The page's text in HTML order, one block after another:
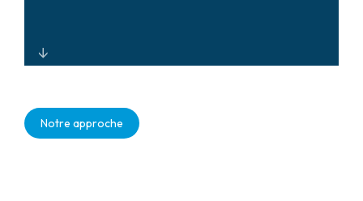
surveillance de la sécurité évolutives
et basées sur le cloud, qui prennent en
Notre approche